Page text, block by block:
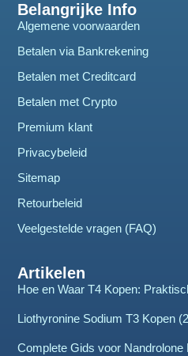
Belangrijke Info
Algemene voorwaarden
Betalen via Bankrekening
Betalen met Creditcard
Betalen met Crypto
Premium klant
Privacybeleid
Sitemap
Retourbeleid
Veelgestelde vragen (FAQ)
Artikelen
Hoe en Waar T4 Kopen:
Liothyronine Sodium T3 Kopen
Complete Gids voor Nandrolone